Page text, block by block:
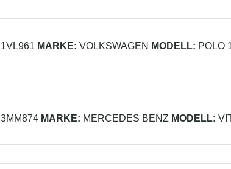
1VL961 MARKE: VOLKSWAGEN MODELL: POLO
3MM874 MARKE: MERCEDES BENZ MODELL: